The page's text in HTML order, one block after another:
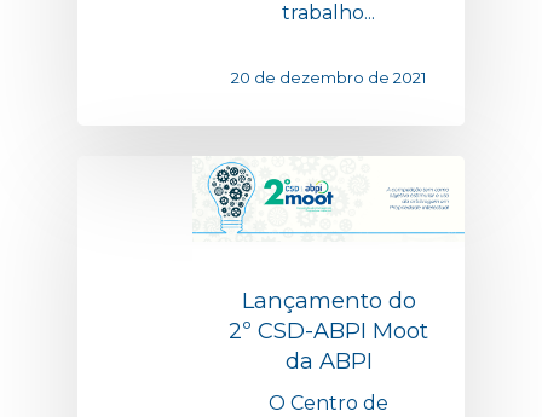
trabalho...
20 de dezembro de 2021
Lançamento do
2º CSD-ABPI Moot
da ABPI
O Centro de